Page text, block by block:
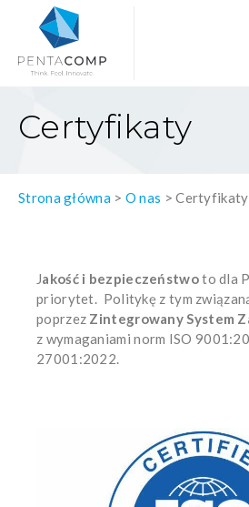
Certyfikaty
Strona główna> O nas >Certyfikaty
Jakość i bezpieczeństwoto dla
priorytet. Politykę z tym
poprzez Zintegrowany System
z wymaganiami norm ISO
27001:2022.